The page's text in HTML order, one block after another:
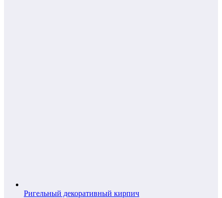
Ригельный декоративный кирпич